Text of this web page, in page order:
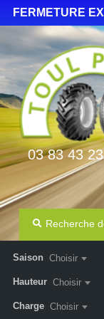
FERMETURE
03 83 43
Recherche
Auto
Agricole
Poids lourd
Saison Choisir
Hauteur Choisir
Charge Choisir